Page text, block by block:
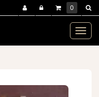
le
0